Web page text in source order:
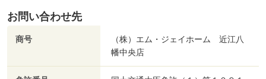
お問い合わせ先
商号
（株）エム・ジェイホーム 近江八
幡中央店